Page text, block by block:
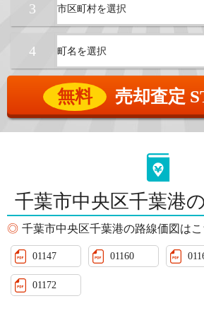
3
4
無料 売却査定
千葉市中央区千葉港
千葉市中央区千葉港の路線価図はこ
01147 01160
01172